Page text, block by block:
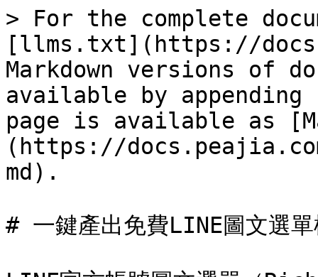
> For the complete
[llms.txt](https://
Markdown versions of
available by
page is available as
(https://
md).
# 一鍵產出免費LINE圖文選